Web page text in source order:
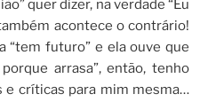
quer dizer, na verdade “Eu
acontece o contrário!
“tem futuro” e ela ouve que
arrasa”, então, tenho
e críticas para mim mesma…